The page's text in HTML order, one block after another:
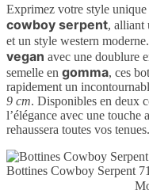
Exprimez votre style unique
cowboy serpent, alliant
et un style western
vegan avec une doublure
semelle en gomma, ces
rapidement un
9 cm. Disponibles en deux
l’élégance avec une touche
rehaussera toutes vos tenues.
Bottines Cowboy Serpent